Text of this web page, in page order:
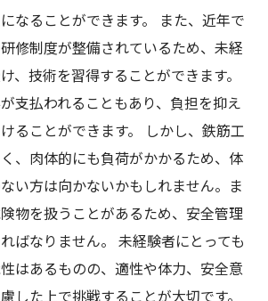
なることができます。 また、近年で
修制度が整備されているため、未経
、技術を習得することができます。
支払われることもあり、負担を抑え
ることができます。 しかし、鉄筋工
、肉体的にも負荷がかかるため、体
い方は向かないかもしれません。ま
物を扱うことがあるため、安全管理
ばなりません。 未経験者にとっても
はあるものの、適性や体力、安全意